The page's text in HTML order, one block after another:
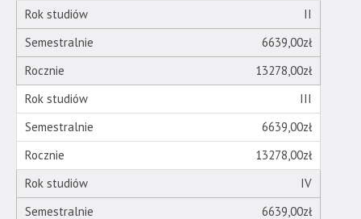
standardowy
sposób.
II
6639,00zł
13278,00zł
III
6639,00zł
13278,00zł
IV
6639,00zł